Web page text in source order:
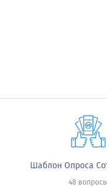
Шаблон Опроса
48 вопросы